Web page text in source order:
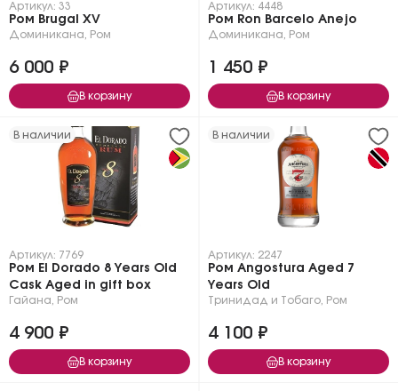
Артикул: 33
Ром Brugal XV
Доминикана Ром
6 000 ₽
В корзину
Артикул: 4448
Ром Ron Barcelo Anejo
Доминикана Ром
1 450 ₽
В корзину
В наличии
Артикул: 7769
Ром El Dorado 8 Years Old
Cask Aged in gift box
Гайана Ром
4 900 ₽
В корзину
В наличии
Артикул: 2247
Ром Angostura Aged 7
Years Old
Тринидад и Тобаго Ром
4 100 ₽
В корзину